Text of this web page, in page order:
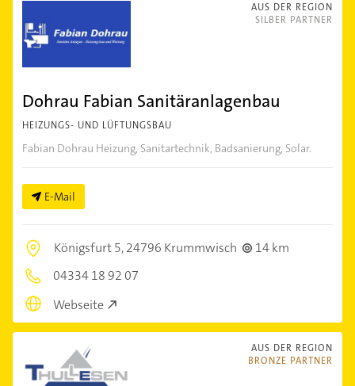
AUS DER REGION
SILBER PARTNER
Dohrau Fabian Sanitäranlagenbau
HEIZUNGS- UND LÜFTUNGSBAU
Fabian Dohrau Heizung, Sanitartechnik, Badsanierung, Solar.
E-Mail
Königsfurt 5,24796 Krummwisch
14 km
04334 18 92 07
Webseite
AUS DER REGION
BRONZE PARTNER